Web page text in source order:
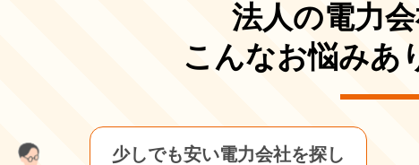
法人の電力会
こんなお悩みあ
少しでも安い電力会社を探し